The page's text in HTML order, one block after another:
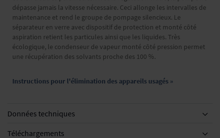
dépasse jamais la vitesse nécessaire. Ceci allonge les intervalles de
maintenance et rend le groupe de pompage silencieux. Le
séparateur en verre avec dispositif de protection et monté côté
aspiration retient les particules ainsi que les liquides. Très
écologique, le condenseur de vapeur monté côté pression permet
une récupération des solvants proche des 100 %.
Instructions pour l'élimination des appareils usagés »
Données techniques
Téléchargements